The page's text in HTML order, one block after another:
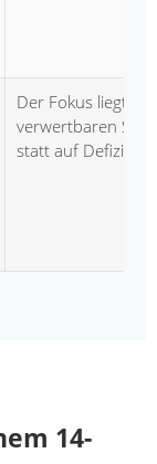
Der Fokus liegt auf
verwertbaren
statt auf Defiziten.
14-